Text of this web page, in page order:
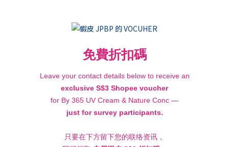
免費折扣碼
Leave your contact details below to receive an
exclusive S$3 Shopee voucher
for By 365 UV Cream & Nature Conc —
just for survey participants.
只要在下方留下您的联络资讯，